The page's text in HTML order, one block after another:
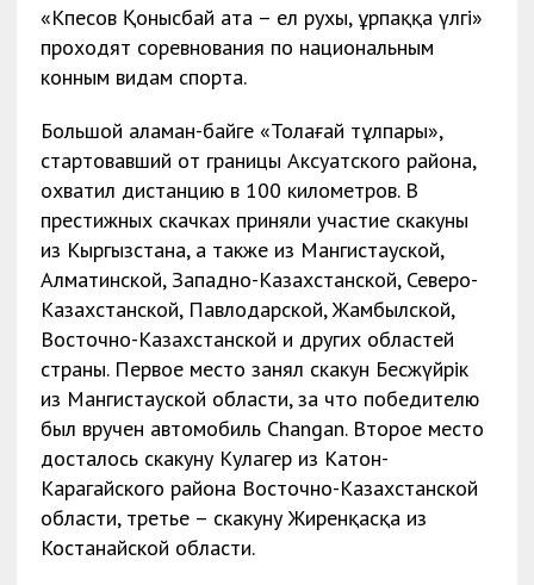
«Көпесов Қонысбай ата – ел рухы, ұрпаққа үлгі»
проходят соревнования по национальным
конным видам спорта.
Большой аламан-байге «Толағай тұлпары»,
стартовавший от границы Аксуатского района,
охватил дистанцию в 100 километров. В
престижных скачках приняли участие скакуны
из Кыргызстана, а также из Мангистауской,
Алматинской, Западно-Казахстанской, Северо-
Казахстанской, Павлодарской, Жамбылской,
Восточно-Казахстанской и других областей
страны. Первое место занял скакун Бесжүйрік
из Мангистауской области, за что победителю
был вручен автомобиль Changan. Второе место
досталось скакуну Кулагер из Катон-
Карагайского района Восточно-Казахстанской
области, третье – скакуну Жиренқасқа из
Костанайской области.